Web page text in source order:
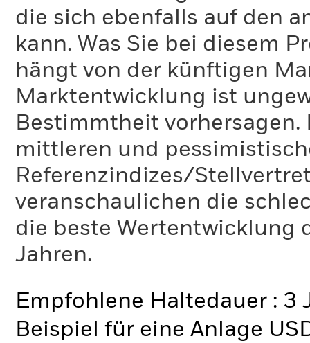
die sich ebenfalls auf den
kann. Was Sie bei diesem
hängt von der künftigen
Marktentwicklung ist
Bestimmtheit
mittleren und
Referenzindizes/
veranschaulichen die
die beste Wertentwicklung
Jahren.
Empfohlene Haltedauer : 3
Beispiel für eine Anlage